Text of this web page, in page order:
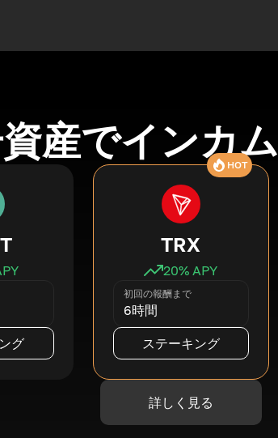
産でインカ
グ
HOT
TRX
20% APY
初回の報酬まで
6時間
ステーキング
詳しく見る